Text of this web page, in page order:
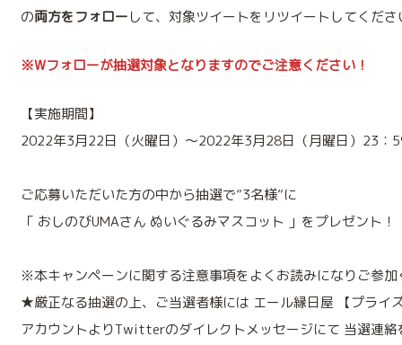
の両方をフォローして、対象ツイートをリツイートしてくださ
※Wフォローが抽選対象となりますのでご注意ください！
【実施期間】
2022年3月22日（火曜日）～2022年3月28日（月曜日）23：
ご応募いただいた方の中から抽選で”3名様”に
「 おしのびUMAさん ぬいぐるみマスコット 」をプレゼント！
※本キャンペーンに関する注意事項をよくお読みになりご参加
★厳正なる抽選の上、ご当選者様には エール縁日屋 【プライ
アカウントよりTwitterのダイレクトメッセージにて 当選連絡